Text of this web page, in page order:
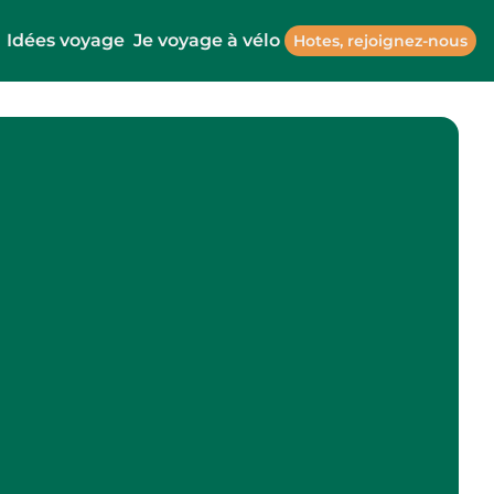
Idées voyage Je voyage à vélo Hotes, rejoignez-nous